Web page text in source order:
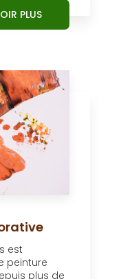
PLUS
est
peinture
plus de